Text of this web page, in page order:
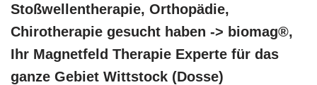
Stoßwellentherapie, Orthopädie,
Chirotherapie gesucht haben -> biomag®,
Ihr Magnetfeld Therapie Experte für das
ganze Gebiet Wittstock (Dosse)